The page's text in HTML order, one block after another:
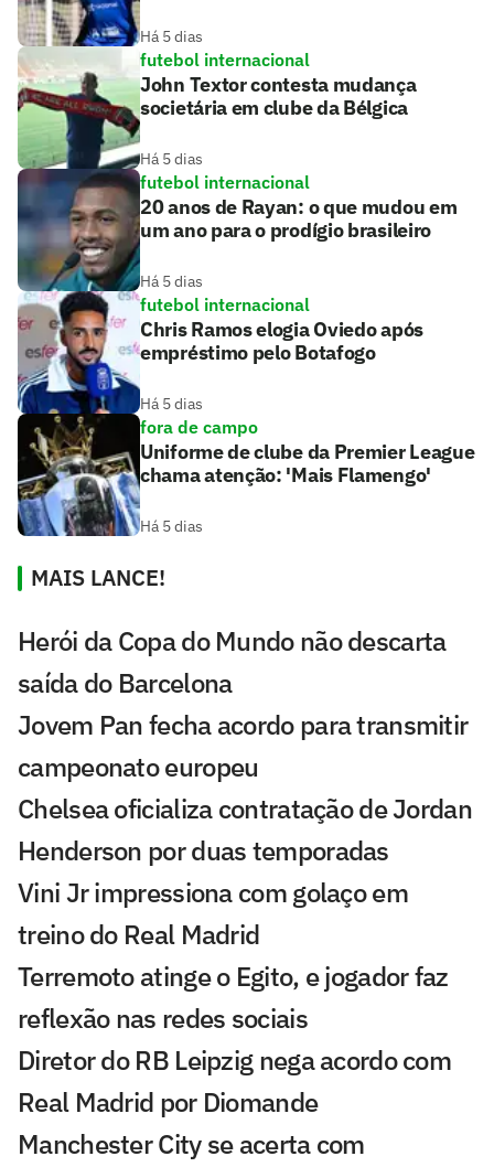
Há 5 dias
futebol internacional
John Textor contesta mudança
societária em clube da Bélgica
Há 5 dias
futebol internacional
20 anos de Rayan: o que mudou em
um ano para o prodígio brasileiro
Há 5 dias
futebol internacional
Chris Ramos elogia Oviedo após
empréstimo pelo Botafogo
Há 5 dias
fora de campo
Uniforme de clube da Premier League
chama atenção: 'Mais Flamengo'
Há 5 dias
MAIS LANCE!
Herói da Copa do Mundo não descarta
saída do Barcelona
Jovem Pan fecha acordo para transmitir
campeonato europeu
Chelsea oficializa contratação de Jordan
Henderson por duas temporadas
Vini Jr impressiona com golaço em
treino do Real Madrid
Terremoto atinge o Egito, e jogador faz
reflexão nas redes sociais
Diretor do RB Leipzig nega acordo com
Real Madrid por Diomande
Manchester City se acerta com